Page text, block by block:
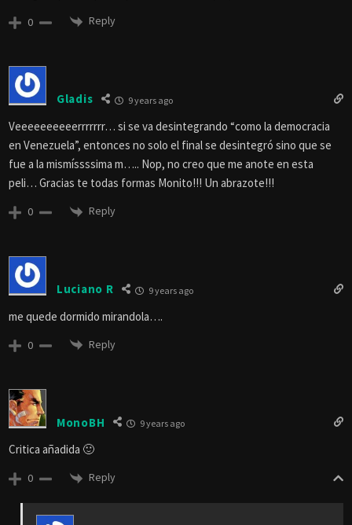
0 Reply
Gladis 9 years ago
Veeeeeeeeeerrrrrrr… si se va desintegrando “como la democracia
en Venezuela”, entonces no solo el final se desintegró sino que se
fue a la mismíssssima m….. Nop, no creo que me anote en esta
peli… Gracias te todas formas Monito!!! Un abrazote!!!
0 Reply
Luciano R 9 years ago
me quede dormido mirandola….
0 Reply
MonoBH 9 years ago
Critica añadida 🙂
0 Reply